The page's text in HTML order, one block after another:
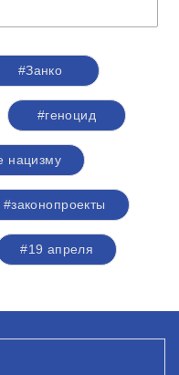
#Занко
#геноцид
нацизму
#законопроекты
#19 апреля